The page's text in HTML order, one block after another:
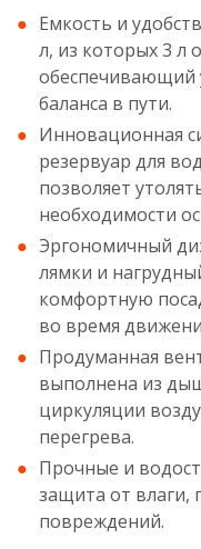
Емкость и
л, из которых 3 л
обеспечивающий
баланса в пути.
Инновационная
резервуар для
позволяет
необходимости
Эргономичный
лямки и
комфортную
во время
Продуманная
выполнена из
циркуляции
перегрева.
Прочные и
защита от влаги,
повреждений.